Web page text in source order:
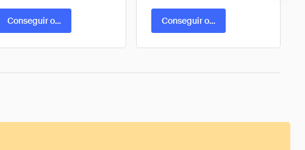
Conseguir oferta Conseguir oferta